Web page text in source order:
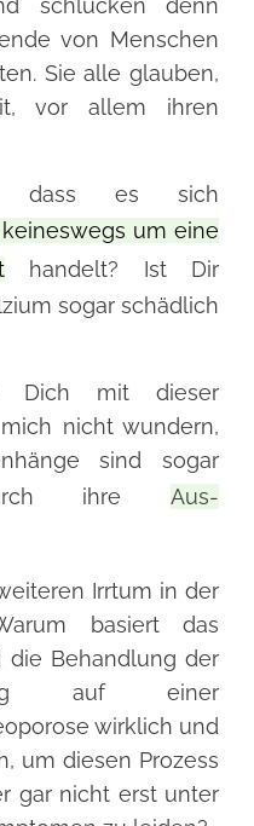
schlucken denn
von Menschen
Sie alle glauben,
vor allem ihren
dass es sich
um eine
handelt? Ist Dir
sogar schädlich
Dich mit dieser
nicht wundern,
sind sogar
ihre Aus-
Irrtum in der
basiert das
die Behandlung der
auf einer
wirklich und
um diesen Prozess
gar nicht erst unter